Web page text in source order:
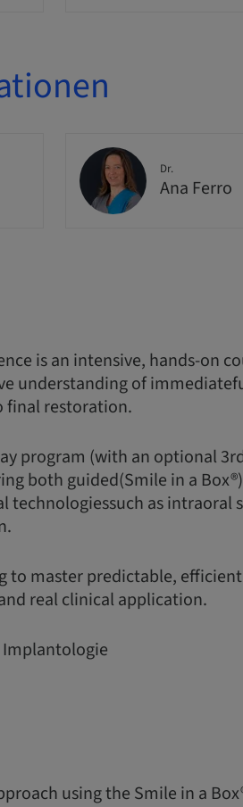
Dr.
Ana Ferro
is an intensive, hands-on
understanding of
restoration.
program (with an optional
both guided(Smile in a
as intraoral
to master predictable,
real clinical application.
Implantologie
using the Smile in a